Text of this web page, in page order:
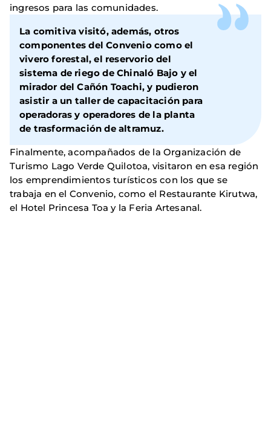
ingresos para las comunidades.
La comitiva visitó, además, otros
componentes del Convenio como el
vivero forestal, el reservorio del
sistema de riego de Chinaló Bajo y el
mirador del Cañón Toachi, y pudieron
asistir a un taller de capacitación para
operadoras y operadores de la planta
de trasformación de altramuz.
Finalmente, acompañados de la Organización de
Turismo Lago Verde Quilotoa, visitaron en esa región
los emprendimientos turísticos con los que se
trabaja en el Convenio, como el Restaurante Kirutwa,
el Hotel Princesa Toa y la Feria Artesanal.